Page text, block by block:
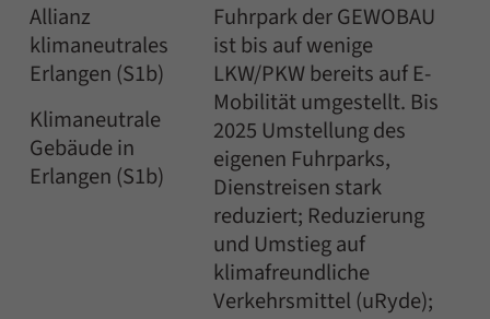
Allianz
klimaneutrales
Erlangen (S1b)
Klimaneutrale
Gebäude in
Erlangen (S1b)
Fuhrpark der GEWOBAU
ist bis auf wenige
LKW/PKW bereits auf E-
Mobilität umgestellt. Bis
2025 Umstellung des
eigenen Fuhrparks,
Dienstreisen stark
reduziert; Reduzierung
und Umstieg auf
klimafreundliche
Verkehrsmittel (uRyde);